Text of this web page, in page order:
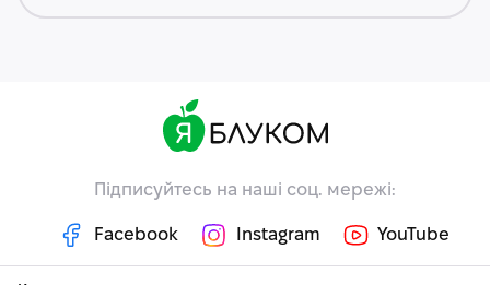
Підписуйтесь на наші соц. мережі:
Facebook Instagram YouTube